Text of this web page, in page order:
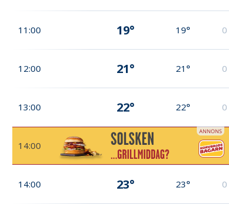
11:00 19° 19° 0
12:00 21° 21° 0
13:00 22° 22° 0
14:00
14:00 23° 23° 0